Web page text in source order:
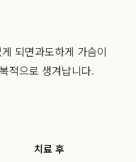
되면과도하게 가슴이
적으로 생겨납니다.
치료 후